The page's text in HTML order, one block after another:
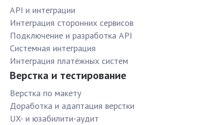
API и интеграции
Интеграция сторонних сервисов
Подключение и разработка API
Системная интеграция
Интеграция платёжных систем
Верстка и тестирование
Верстка по макету
Доработка и адаптация верстки
UX- и юзабилити-аудит